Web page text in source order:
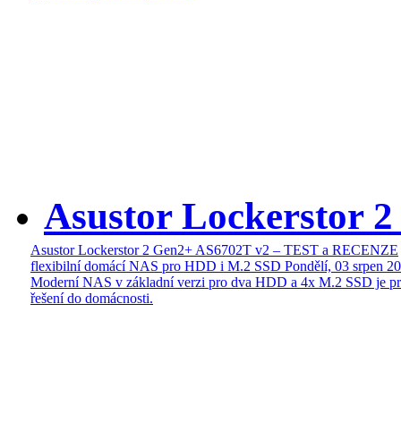
Asustor Lockerstor
Asustor Lockerstor 2 Gen2+ AS6702T v2 – TEST a RECENZE
flexibilní domácí NAS pro HDD i M.2 SSD Pondělí, 03 srpen
Moderní NAS v základní verzi pro dva HDD a 4x M.2 SSD je
řešení do domácnosti.